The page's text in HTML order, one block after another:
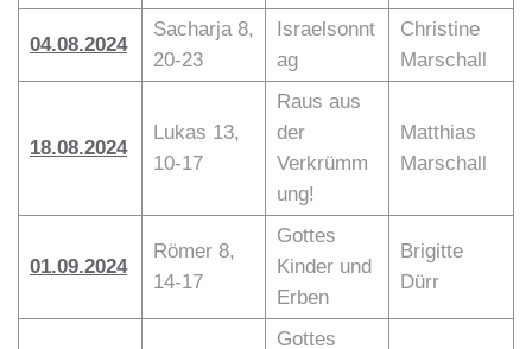
04.08.2024
Sacharja 8,
20-23
Israelsonnt
ag
Christine
Marschall
18.08.2024
Lukas 13,
10-17
Raus aus
der
Verkrümm
ung!
Matthias
Marschall
01.09.2024
Römer 8,
14-17
Gottes
Kinder und
Erben
Brigitte
Dürr
Gottes